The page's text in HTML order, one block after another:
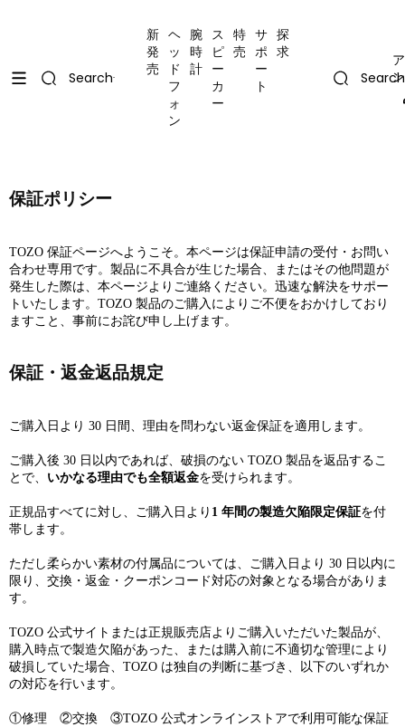
Search
新
発
売
ヘ
ッ
ド
フ
ォ
ン
腕
時
計
ス
ピ
ー
カ
ー
特
売
サ
ポ
ー
ト
探
求
Search
保証ポリシー
TOZO 保証ページへようこそ。本ページは保証申請の受付・お問い
合わせ専用です。製品に不具合が生じた場合、またはその他問題が
発生した際は、本ページよりご連絡ください。迅速な解決をサポー
トいたします。TOZO 製品のご購入によりご不便をおかけしており
ますこと、事前にお詫び申し上げます。
保証・返金返品規定
ご購入日より 30 日間、理由を問わない返金保証を適用します。
ご購入後 30 日以内であれば、破損のない TOZO 製品を返品するこ
とで、 いかなる理由でも全額返金を受けられます。
正規品すべてに対し、ご購入日より 1 年間の製造欠陥限定保証を付
帯します。
ただし柔らかい素材の付属品については、ご購入日より 30 日以内に
限り、交換・返金・クーポンコード対応の対象となる場合がありま
す。
TOZO 公式サイトまたは正規販売店よりご購入いただいた製品が、
購入時点で製造欠陥があった、または購入前に不適切な管理により
破損していた場合、TOZO は独自の判断に基づき、以下のいずれか
の対応を行います。
①修理 ②交換 ③TOZO 公式オンラインストアで利用可能な保証